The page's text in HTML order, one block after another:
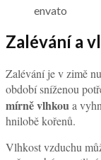
envato
Zalévání a
Zalévání je v zimě
období sníženou
mírně vlhkoua
hnilobě kořenů.
Vlhkost vzduchu